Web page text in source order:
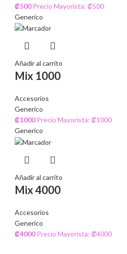
₡500 Precio Mayorista: ₡500
Generico
Añadir al carrito
Mix 1000
Accesorios
Generico
₡1000 Precio Mayorista: ₡1000
Generico
Añadir al carrito
Mix 4000
Accesorios
Generico
₡4000 Precio Mayorista: ₡4000